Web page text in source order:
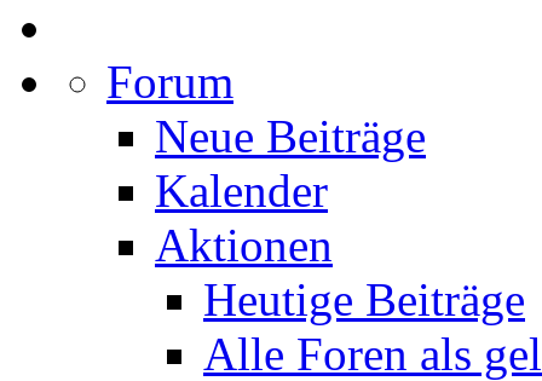
Forum
Neue Beiträge
Kalender
Aktionen
Heutige Beiträge
Alle Foren als